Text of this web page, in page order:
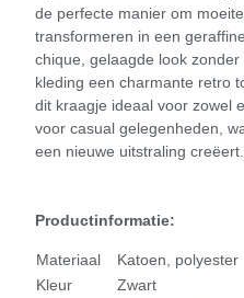
de perfecte manier om
transformeren in een
chique, gelaagde look
kleding een charmante retro
dit kraagje ideaal voor zowel
voor casual gelegenheden,
een nieuwe uitstraling creëert.
Productinformatie:
Materiaal
Katoen, polyester
Kleur
Zwart